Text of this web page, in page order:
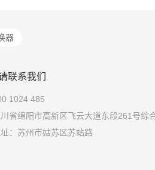
器
联系我们
1024 485
省绵阳市高新区飞云大道东段261号综
：苏州市姑苏区苏站路